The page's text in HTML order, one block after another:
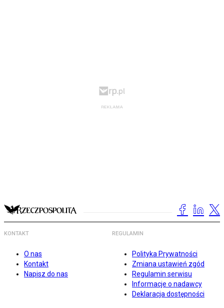
KONTAKT
O nas
Kontakt
Napisz do nas
REGULAMIN
Polityka Prywatności
Zmiana ustawień zgód
Regulamin serwisu
Informacje o nadawcy
Deklaracja dostępności